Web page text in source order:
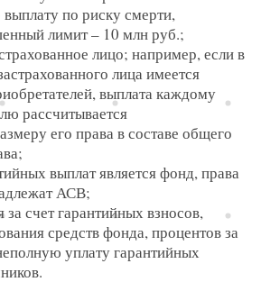
по риску смерти,
лимит – 10 млн руб.;
лицо; например, если в
лица имеется
выплата каждому
рассчитывается
его права в составе общего
выплат является фонд, права
АСВ;
счет гарантийных взносов,
средств фонда, процентов за
уплату гарантийных